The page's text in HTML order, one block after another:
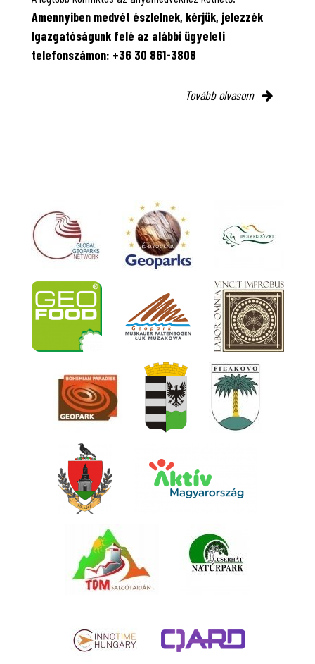
Amennyiben medvét észlelnek, kérjük, jelezzék
Igazgatóságunk felé az alábbi ügyeleti
telefonszámon: +36 30 861-3808
Tovább olvasom